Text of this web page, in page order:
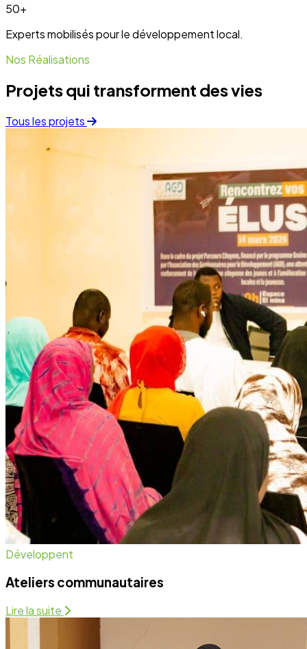
50+
Experts mobilisés pour le développement local.
Nos Réalisations
Projets qui transforment des vies
Tous les projets
Développent
Ateliers communautaires
Lire la suite